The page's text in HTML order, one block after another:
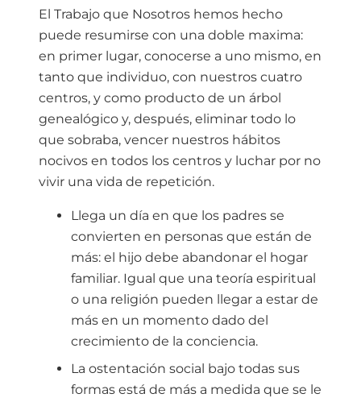
El Trabajo que Nosotros hemos hecho
puede resumirse con una doble maxima:
en primer lugar, conocerse a uno mismo, en
tanto que individuo, con nuestros cuatro
centros, y como producto de un árbol
genealógico y, después, eliminar todo lo
que sobraba, vencer nuestros hábitos
nocivos en todos los centros y luchar por no
vivir una vida de repetición.
Llega un día en que los padres se
convierten en personas que están de
más: el hijo debe abandonar el hogar
familiar. Igual que una teoría espiritual
o una religión pueden llegar a estar de
más en un momento dado del
crecimiento de la conciencia.
La ostentación social bajo todas sus
formas está de más a medida que se le